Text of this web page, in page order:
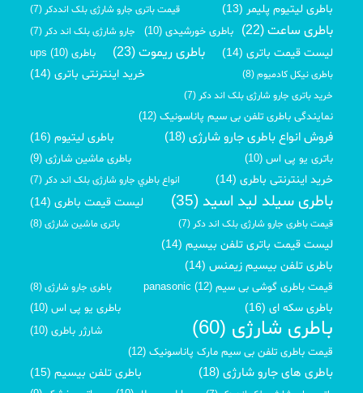
باطری لیتیوم پلیمر (13) قیمت باتری جارو شارژی بلک انددکر (7)
باطری ساعت (22) باطری خورشیدی (10) جارو شارژی بلک اند دکر (7)
لیست قیمت باتری (14) باطری ریموت (23) باطری ups (10)
باطری نیکل کادمیوم (8) خرید اینترنتی باتری (14)
خرید باتری جارو شارژی بلک اند دکر (7)
نمایندگی باطری تلفن بی سیم پاناسونیک (12)
فروش انواع باطری جارو شارژی (18) باطری لیتیوم (16)
باتری یو پی اس (10) باطری ماشین شارژی (9)
خرید اینترنتی باطری (14) انواع باطري جارو شارژی بلک اند دکر (7)
باطری سیلد لید اسید (35) لیست قیمت باطری (14)
قیمت باطری جارو شارژی بلک اند دکر (7) باتری ماشین شارژی (8)
لیست قیمت باتری تلفن بیسیم (14)
باطری تلفن بیسیم زیمنس (14)
قیمت باطری گوشی بی سیم panasonic (12) باطری جارو شارژی (8)
باطری سکه ای (16) باطری یو پی اس (10)
باطری شارژی (60)
شارژر باطری (10)
قیمت باطری تلفن بی سیم مارک پاناسونیک (12)
باطری های جارو شارژی (18) باطری تلفن بیسیم (15)